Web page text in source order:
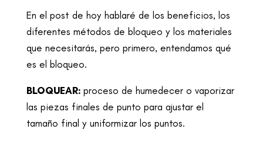
En el post de hoy hablaré de los beneficios, los
diferentes métodos de bloqueo y los materiales
que necesitarás, pero primero, entendamos qué
es el bloqueo.
BLOQUEAR: proceso de humedecer o vaporizar
las piezas finales de punto para ajustar el
tamaño final y uniformizar los puntos.